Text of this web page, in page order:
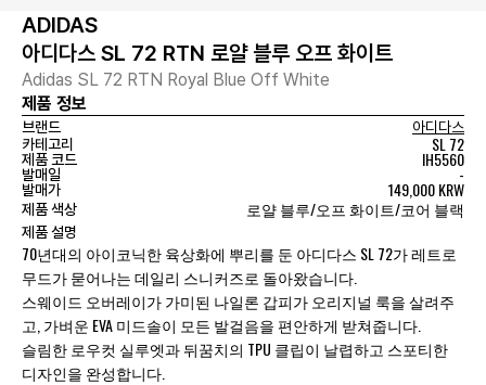
ADIDAS
아디다스 SL 72 RTN 로얄 블루 오프 화이트
Adidas SL 72 RTN Royal Blue Off White
제품 정보
브랜드
아디다스
카테고리
SL 72
제품 코드 IH5560
발매일 -
발매가 149,000 KRW
제품 색상 로얄 블루/오프 화이트/코어 블랙
제품 설명
70년대의 아이코닉한 육상화에 뿌리를 둔 아디다스 SL 72가 레트로
무드가 묻어나는 데일리 스니커즈로 돌아왔습니다.
스웨이드 오버레이가 가미된 나일론 갑피가 오리지널 룩을 살려주
고, 가벼운 EVA 미드솔이 모든 발걸음을 편안하게 받쳐줍니다.
슬림한 로우컷 실루엣과 뒤꿈치의 TPU 클립이 날렵하고 스포티한
디자인을 완성합니다.